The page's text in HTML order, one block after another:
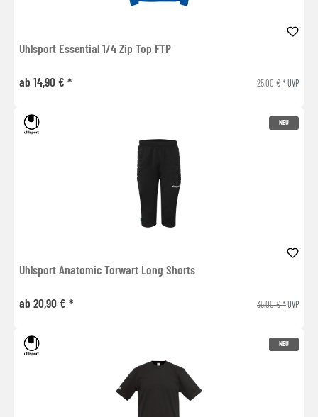
Uhlsport Essential 1/4 Zip Top FTP
ab 14,90 € * 25,00 € *UVP
NEU
Uhlsport Anatomic Torwart Long Shorts
ab 20,90 € * 35,00 € *UVP
NEU